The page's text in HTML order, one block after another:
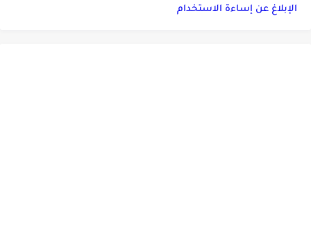
الإبلاغ عن إساءة الاستخدام